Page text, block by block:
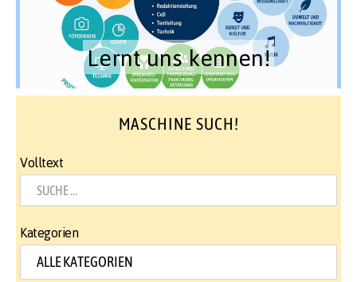
Lernt uns kennen!
MASCHINE SUCH!
Volltext
Kategorien